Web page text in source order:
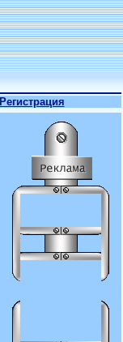
Регистрация